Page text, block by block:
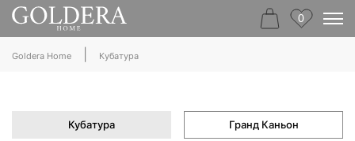
0
Goldera Home Кубатура
Кубатура Гранд Каньон